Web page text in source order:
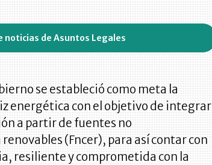
noticias de Asuntos Legales
se estableció como meta la
energética con el objetivo de integrar
a partir de fuentes no
(Fncer), para así contar con
resiliente y comprometida con la